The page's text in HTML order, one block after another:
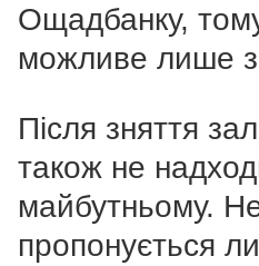
Ощадбанку,
можливе лише з
Після зняття
також не
майбутньому.
пропонується